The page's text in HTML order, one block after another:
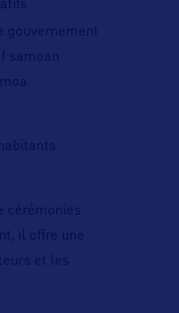
gouvernement
samoan
cérémonies
il offre une
et les